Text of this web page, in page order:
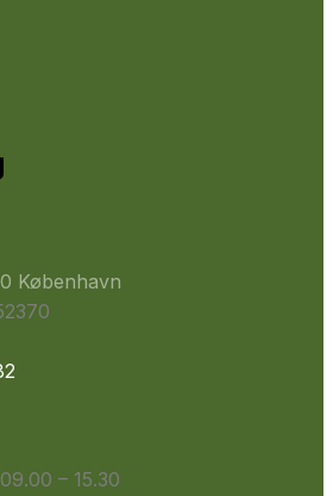
København
– 15.30